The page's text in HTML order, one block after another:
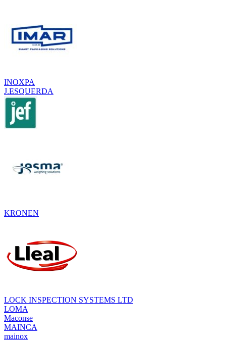
INOXPA
J.ESQUERDA
KRONEN
LOCK INSPECTION SYSTEMS LTD
LOMA
Maconse
MAINCA
mainox